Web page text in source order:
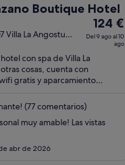
Boutique Hotel
Villa La Angostura
El
precio
por
9
124 €
Del 9 ago al 10
ago
con spa de Villa La
cosas, cuenta con
gratis y aparcamiento
(77 comentarios)
muy amable! Las vistas
abr de 2026